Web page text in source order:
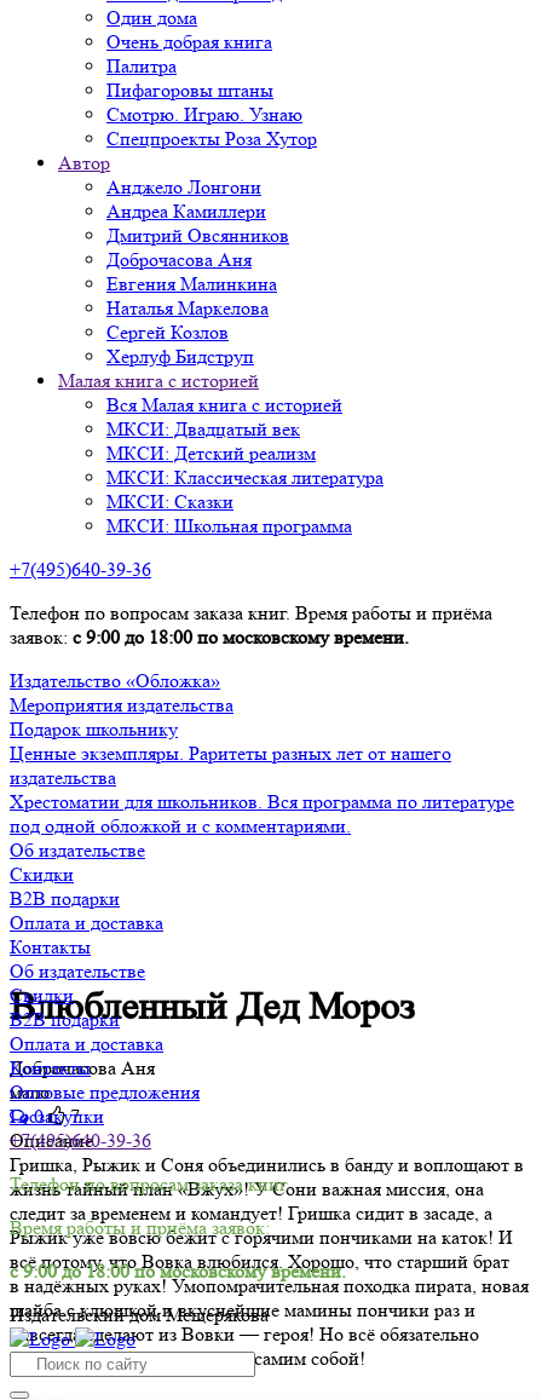
Один дома
Очень добрая книга
Палитра
Пифагоровы штаны
Смотрю. Играю. Узнаю
Спецпроекты Роза Хутор
Автор
Анджело Лонгони
Андреа Камиллери
Дмитрий Овсянников
Доброчасова Аня
Евгения Малинкина
Наталья Маркелова
Сергей Козлов
Херлуф Бидструп
Малая книга с историей
Вся Малая книга с историей
МКСИ: Двадцатый век
МКСИ: Детский реализм
МКСИ: Классическая литература
МКСИ: Сказки
МКСИ: Школьная программа
+7(495)640-39-36
Телефон по вопросам заказа книг. Время работы и приёма
заявок: с 9:00 до 18:00 по московскому времени.
Издательство «Обложка»
Мероприятия издательства
Подарок школьнику
Ценные экземпляры. Раритеты разных лет от нашего
издательства
Хрестоматии для школьников. Вся программа по литературе
под одной обложкой и с комментариями.
Об издательстве
Скидки
B2B подарки
Оплата и доставка
Контакты
Об издательстве
Скидки
B2B подарки
Оплата и доставка
Контакты
Оптовые предложения
Госзакупки
+7(495)640-39-36
Телефон по вопросам заказа книг.
Время работы и приёма заявок:
с 9:00 до 18:00 по московскому времени.
Издательский дом Мещерякова
Влюбленный Дед Мороз
Доброчасова Аня
мало
0
7
Описание
Гришка, Рыжик и Соня объединились в банду и воплощают в
жизнь тайный план «Вжух»! У Сони важная миссия, она
следит за временем и командует! Гришка сидит в засаде, а
Рыжик уже вовсю бежит с горячими пончиками на каток! И
всё потому, что Вовка влюбился. Хорошо, что старший брат
в надёжных руках! Умопомрачительная походка пирата, новая
шайба с клюшкой и вкуснейшие мамины пончики раз и
навсегда сделают из Вовки — героя! Но всё обязательно
получится, если быть просто самим собой!